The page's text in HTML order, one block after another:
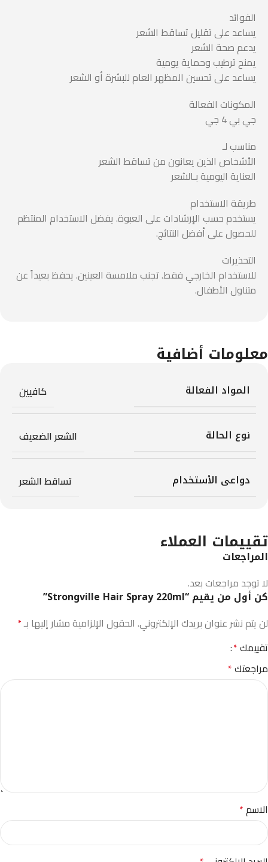
الفوائد
يساعد على تقليل تساقط الشعر
يدعم صحة الشعر
يمنح ترطيب وحماية يومية
يساعد على تحسين المظهر العام للبشرة أو الشعر
المكونات الفعالة
جي بي 4 جي
مناسب لـ
الأشخاص الذين يعانون من تساقط الشعر
العناية اليومية بـالشعر
طريقة الاستخدام
يستخدم حسب الإرشادات على العبوة. يفضل الاستخدام المنتظم
للحصول على أفضل النتائج.
التحذيرات
للاستخدام الخارجي فقط. تجنب ملامسة العينين. يحفظ بعيداً عن
متناول الأطفال.
معلومات أضافية
المواد الفعالة كافيين
نوع الحالة الشعر الضعيف
دواعى الأستخدام تساقط الشعر
تقييمات العملاء
المراجعات
لا توجد مراجعات بعد.
كن أول من يقيم “Strongville Hair Spray 220ml”
لن يتم نشر عنوان بريدك الإلكتروني. الحقول الإلزامية مشار إليها بـ*
تقييمك*
مراجعتك*
الاسم*